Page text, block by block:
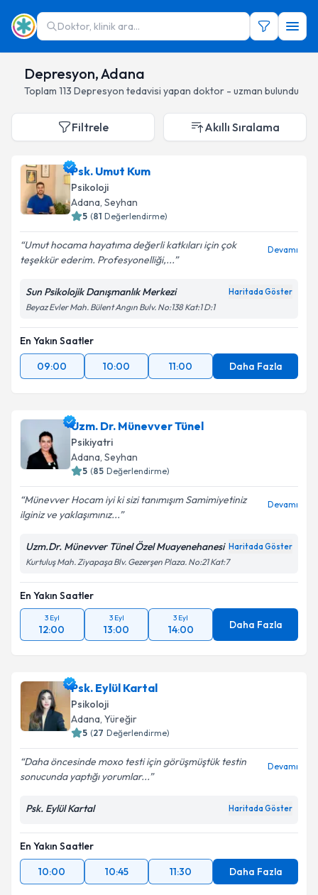
Doktor, klinik ara...
Depresyon, Adana
Toplam 113 Depresyon tedavisi yapan doktor - uzman bulundu
Filtrele Akıllı Sıralama
Psk. Umut Kum
Psikoloji
Adana, Seyhan
5 (81 Değerlendirme)
Umut hocama hayatıma değerli katkıları için çok
teşekkür ederim. Profesyonelliği,...
Devamı
Sun Psikolojik Danışmanlık Merkezi Haritada Göster
Beyaz Evler Mah. Bülent Angın Bulv. No:138 Kat:1 D:1
En Yakın Saatler
09:00
10:00 11:00 Daha Fazla
Uzm. Dr. Münevver Tünel
Psikiyatri
Adana, Seyhan
5 (85 Değerlendirme)
Münevver Hocam iyi ki sizi tanımışım Samimiyetiniz
ilginiz ve yaklaşımınız...
Devamı
Uzm.Dr. Münevver Tünel Özel Muayenehanesi Haritada Göster
Kurtuluş Mah. Ziyapaşa Blv. Gezerşen Plaza. No:21 Kat:7
En Yakın Saatler
3 Eyl
12:00
3 Eyl
13:00
3 Eyl
14:00 Daha Fazla
Psk. Eylül Kartal
Psikoloji
Adana, Yüreğir
5 (27 Değerlendirme)
Daha öncesinde moxo testi için görüşmüştük testin
sonucunda yaptığı yorumlar...
Devamı
Psk. Eylül Kartal Haritada Göster
En Yakın Saatler
10:00
10:45 11:30 Daha Fazla